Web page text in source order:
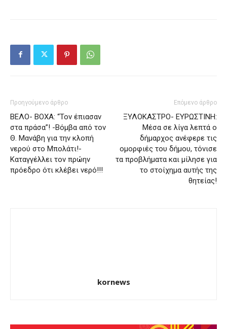
Προηγούμενο άρθρο
ΒΕΛΟ- ΒΟΧΑ: “Τον έπιασαν
στα πράσα”! -Βόμβα από τον
Θ. Μανάβη για την κλοπή
νερού στο Μπολάτι!-
Καταγγέλλει τον πρώην
πρόεδρο ότι κλέβει νερό!!!
Επόμενο άρθρο
ΞΥΛΟΚΑΣΤΡΟ- ΕΥΡΩΣΤΙΝΗ:
Μέσα σε λίγα λεπτά ο
δήμαρχος ανέφερε τις
ομορφιές του δήμου, τόνισε
τα προβλήματα και μίλησε για
το στοίχημα αυτής της
θητείας!
kornews